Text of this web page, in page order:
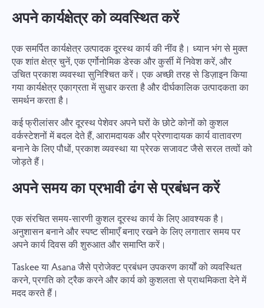
अपने कार्यक्षेत्र को व्यवस्थित करें
एक समर्पित कार्यक्षेत्र उत्पादक दूरस्थ कार्य की नींव है। ध्यान भंग से मुक्त
एक शांत क्षेत्र चुनें, एक एर्गोनोमिक डेस्क और कुर्सी में निवेश करें, और
उचित प्रकाश व्यवस्था सुनिश्चित करें। एक अच्छी तरह से डिज़ाइन किया
गया कार्यक्षेत्र एकाग्रता में सुधार करता है और दीर्घकालिक उत्पादकता का
समर्थन करता है।
कई फ्रीलांसर और दूरस्थ पेशेवर अपने घरों के छोटे कोनों को कुशल
वर्कस्टेशनों में बदल देते हैं, आरामदायक और प्रेरणादायक कार्य वातावरण
बनाने के लिए पौधों, प्रकाश व्यवस्था या प्रेरक सजावट जैसे सरल तत्वों को
जोड़ते हैं।
अपने समय का प्रभावी ढंग से प्रबंधन करें
एक संरचित समय-सारणी कुशल दूरस्थ कार्य के लिए आवश्यक है।
अनुशासन बनाने और स्पष्ट सीमाएँ बनाए रखने के लिए लगातार समय पर
अपने कार्य दिवस की शुरुआत और समाप्ति करें।
Taskee या Asana जैसे प्रोजेक्ट प्रबंधन उपकरण कार्यों को व्यवस्थित
करने, प्रगति को ट्रैक करने और कार्य को कुशलता से प्राथमिकता देने में
मदद करते हैं।